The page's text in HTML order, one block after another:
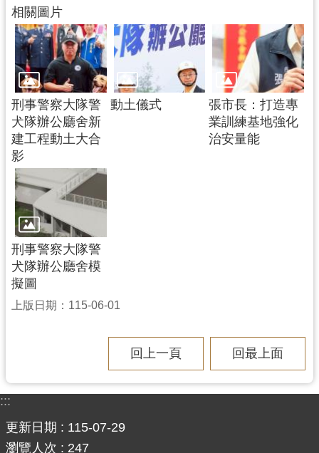
資
料
開
放
宣
告
相關圖片
刑事警察大隊警
犬隊辦公廳舍新
建工程動土大合
影
動土儀式
張市長：打造專
業訓練基地強化
治安量能
刑事警察大隊警
犬隊辦公廳舍模
擬圖
上版日期：115-06-01
回上一頁 回最上面
:::
更新日期
115-07-29
瀏覽人次
247